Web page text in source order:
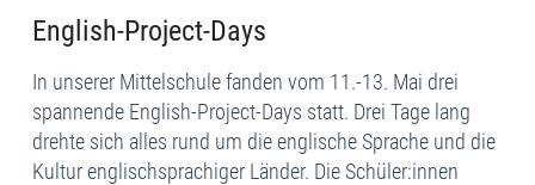
English-Project-Days
In unserer Mittelschule fanden vom 11.-13. Mai drei
spannende English-Project-Days statt. Drei Tage lang
drehte sich alles rund um die englische Sprache und die
Kultur englischsprachiger Länder. Die Schüler:innen